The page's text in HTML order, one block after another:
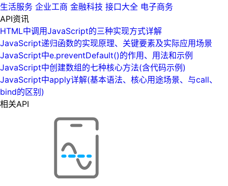
生活服务 企业工商 金融科技 接口大全 电子商务
API资讯
HTML中调用JavaScript的三种实现方式详解
JavaScript递归函数的实现原理、关键要素及实际应用场景
JavaScript中e.preventDefault()的作用、用法和示例
JavaScript中创建数组的七种核心方法(含代码示例)
JavaScript中apply详解(基本语法、核心用途场景、与call、
bind的区别)
相关API